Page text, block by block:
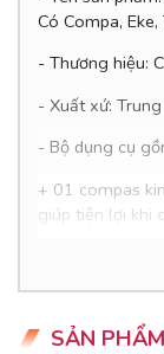
Có Compa,
- Thương hiệu:
- Xuất xứ:
- Bộ dụng cụ
+ 01 compas
giúp tiện lợi khi
+ Thiết kế sử
+ 01 viên tẩy
+ 01 Bộ thước
SẢN